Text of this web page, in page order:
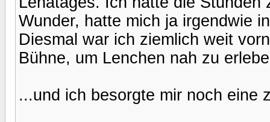
Wunder, hatte mich ja irgendwie
Diesmal war ich ziemlich weit
Bühne, um Lenchen nah zu
...und ich besorgte mir noch eine